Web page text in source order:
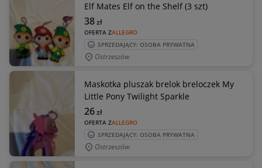
Elf Mates Elf on the Shelf (3 szt)
OFERTA ZALLEGRO
38zł
SPRZEDAJĄCY: OSOBA PRYWATNA
Ostrzeszów
Maskotka pluszak brelok breloczek My
Little Pony Twilight Sparkle
OFERTA ZALLEGRO
26zł
SPRZEDAJĄCY: OSOBA PRYWATNA
Ostrzeszów